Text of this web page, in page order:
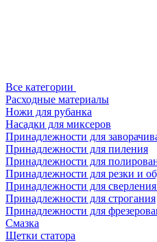
Все категории
Расходные материалы
Ножи для рубанка
Насадки для миксеров
Принадлежности для
Принадлежности для пиления
Принадлежности для
Принадлежности для резки и
Принадлежности для
Принадлежности для строгания
Принадлежности для
Смазка
Щетки статора